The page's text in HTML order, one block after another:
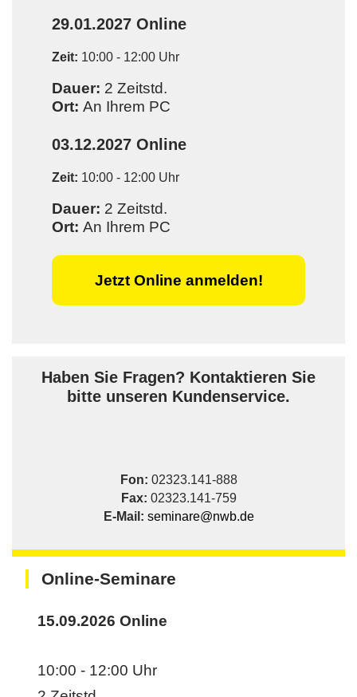
29.01.2027 Online
Zeit: 10:00 - 12:00 Uhr
Dauer: 2 Zeitstd.
Ort: An Ihrem PC
03.12.2027 Online
Zeit: 10:00 - 12:00 Uhr
Dauer: 2 Zeitstd.
Ort: An Ihrem PC
Jetzt Online anmelden!
Haben Sie Fragen? Kontaktieren Sie
bitte unseren Kundenservice.
Fon: 02323.141-888
Fax: 02323.141-759
E-Mail: seminare@nwb.de
Online-Seminare
15.09.2026 Online
10:00 - 12:00 Uhr